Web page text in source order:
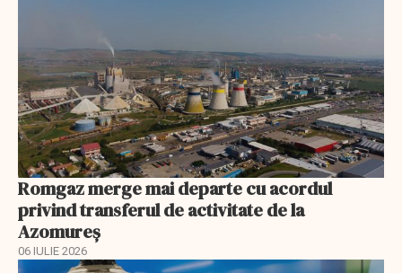
Romgaz merge mai departe cu acordul
privind transferul de activitate de la
Azomureș
06 IULIE 2026